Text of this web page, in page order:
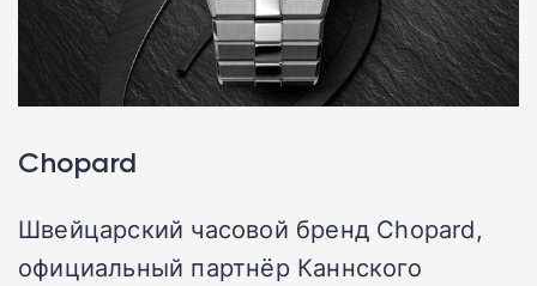
Chopard
Швейцарский часовой бренд Chopard,
официальный партнёр Каннского